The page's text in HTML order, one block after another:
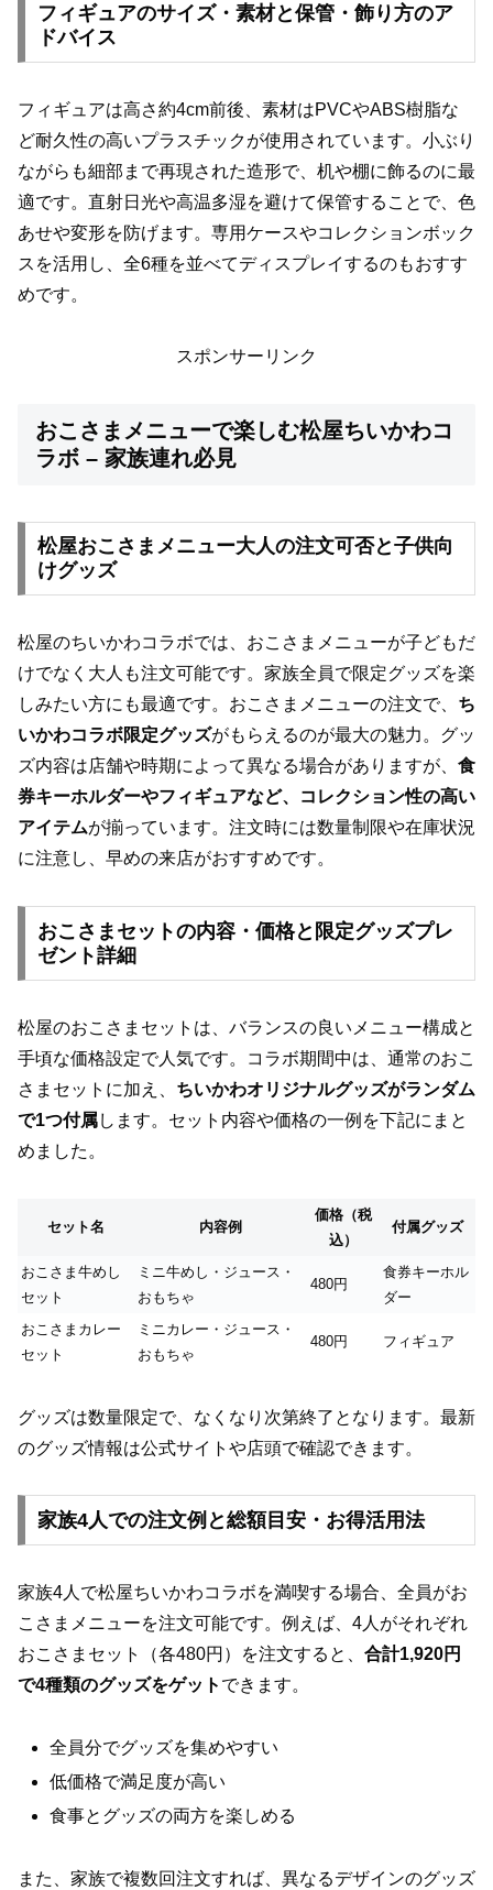
フィギュアのサイズ・素材と保管・飾り方のア
ドバイス
フィギュアは高さ約4cm前後、素材はPVCやABS樹脂な
ど耐久性の高いプラスチックが使用されています。小ぶり
ながらも細部まで再現された造形で、机や棚に飾るのに最
適です。直射日光や高温多湿を避けて保管することで、色
あせや変形を防げます。専用ケースやコレクションボック
スを活用し、全6種を並べてディスプレイするのもおすす
めです。
スポンサーリンク
おこさまメニューで楽しむ松屋ちいかわコ
ラボ – 家族連れ必見
松屋おこさまメニュー大人の注文可否と子供向
けグッズ
松屋のちいかわコラボでは、おこさまメニューが子どもだ
けでなく大人も注文可能です。家族全員で限定グッズを楽
しみたい方にも最適です。おこさまメニューの注文で、 ち
いかわコラボ限定グッズがもらえるのが最大の魅力。グッ
ズ内容は店舗や時期によって異なる場合がありますが、 食
券キーホルダーやフィギュアなど、コレクション性の高い
アイテムが揃っています。注文時には数量制限や在庫状況
に注意し、早めの来店がおすすめです。
おこさまセットの内容・価格と限定グッズプレ
ゼント詳細
松屋のおこさまセットは、バランスの良いメニュー構成と
手頃な価格設定で人気です。コラボ期間中は、通常のおこ
さまセットに加え、 ちいかわオリジナルグッズがランダム
で1つ付属します。セット内容や価格の一例を下記にまと
めました。
セット名 内容例
価格（税
込）
付属グッズ
おこさま牛めし
セット
ミニ牛めし・ジュース・
おもちゃ
480円
食券キーホル
ダー
おこさまカレー
セット
ミニカレー・ジュース・
おもちゃ
480円 フィギュア
グッズは数量限定で、なくなり次第終了となります。最新
のグッズ情報は公式サイトや店頭で確認できます。
家族4人での注文例と総額目安・お得活用法
家族4人で松屋ちいかわコラボを満喫する場合、全員がお
こさまメニューを注文可能です。例えば、4人がそれぞれ
おこさまセット（各480円）を注文すると、 合計1,920円
で4種類のグッズをゲット できます。
全員分でグッズを集めやすい
低価格で満足度が高い
食事とグッズの両方を楽しめる
また、家族で複数回注文すれば、異なるデザインのグッズ